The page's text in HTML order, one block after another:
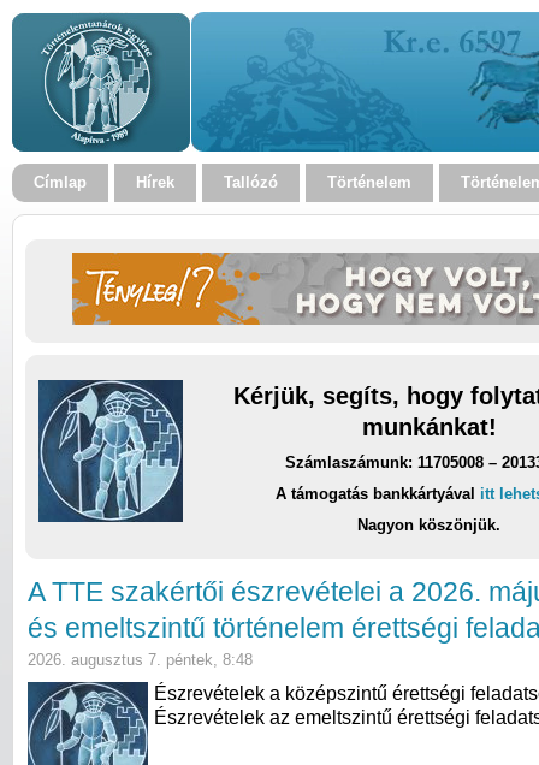
Címlap Hírek Tallózó Történelem
Kérjük, segíts, hogy
munkánkat!
Számlaszámunk: 11705008 –
A támogatás bankkártyával itt
Nagyon köszönjük.
A TTE szakértői észrevételei a 2026.
és emeltszintű történelem érettségi
2026. augusztus 7. péntek, 8:48
Észrevételek a középszintű érettségi
Észrevételek az emeltszintű érettségi